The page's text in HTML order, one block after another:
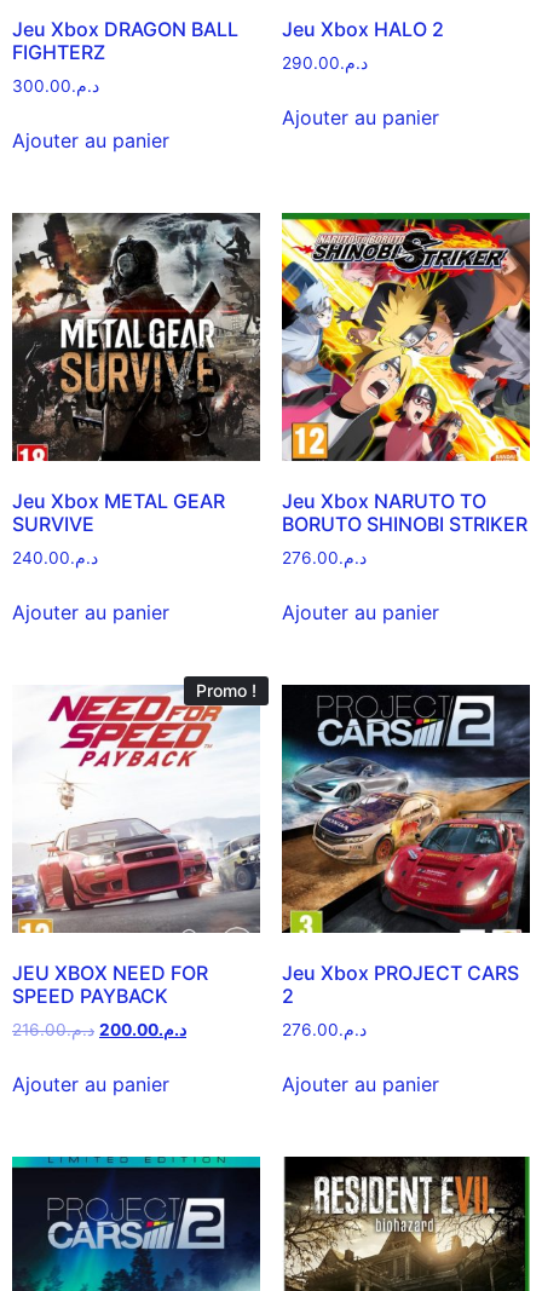
Jeu Xbox DRAGON BALL
FIGHTERZ
د.م.300.00
Ajouter au panier
Jeu Xbox HALO 2
د.م.290.00
Ajouter au panier
Jeu Xbox METAL GEAR
SURVIVE
د.م.240.00
Ajouter au panier
Jeu Xbox NARUTO TO
BORUTO SHINOBI STRIKER
د.م.276.00
Ajouter au panier
Promo !
JEU XBOX NEED FOR
SPEED PAYBACK
د.م.216.00 د.م.200.00
Ajouter au panier
Jeu Xbox PROJECT CARS
2
د.م.276.00
Ajouter au panier